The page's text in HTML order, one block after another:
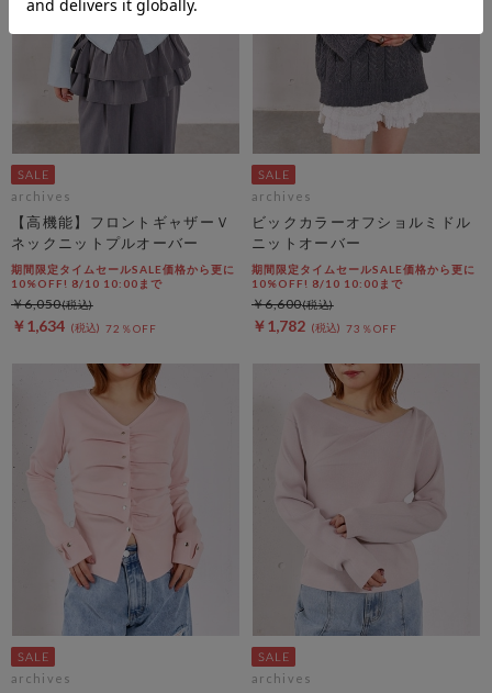
archives
【高機能】フロントギャザーＶ
ネックニットプルオーバー
期間限定タイムセールSALE価格から更に
10%OFF! 8/10 10:00まで
￥1,634 72％OFF
￥6,050
archives
ビックカラーオフショルミドル
ニットオーバー
期間限定タイムセールSALE価格から更に
10%OFF! 8/10 10:00まで
￥1,782 73％OFF
￥6,600
archives archives